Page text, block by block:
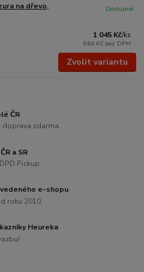
na dřevo,
1 045 Kč/ks
864 Kč bez DPH
Dostupné
Zvolit variantu
ČR
doprava zdarma.
a SR
Pickup.
e-shopu
roku 2010.
Heureka